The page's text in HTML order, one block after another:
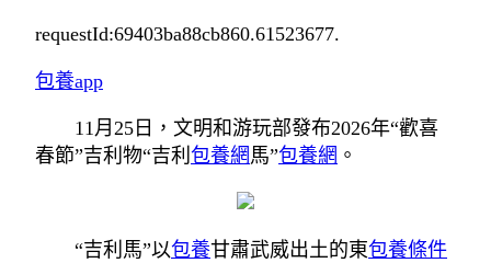
requestId:69403ba88cb860.61523677.
包養app
11月25日，文明和游玩部發布2026年“歡喜
春節”吉利物“吉利 包養網馬”包養網 。
“吉利馬”以包養甘肅武威出土的東包養條件